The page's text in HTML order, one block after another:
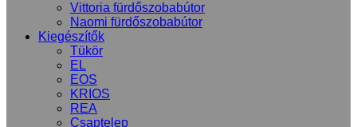
Vittoria fürdőszobabútor
Naomi fürdőszobabútor
Kiegészítők
Tükör
EL
EOS
KRIOS
REA
Csaptelep